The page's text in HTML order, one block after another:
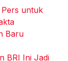
Pers untuk
Baru
BRI Ini Jadi